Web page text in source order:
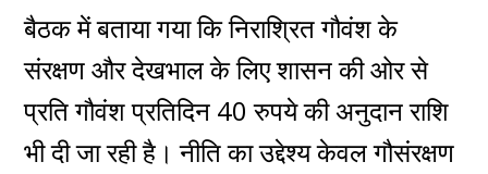
बैठक में बताया गया कि निराश्रित गौवंश के
संरक्षण और देखभाल के लिए शासन की ओर से
प्रति गौवंश प्रतिदिन 40 रुपये की अनुदान राशि
भी दी जा रही है। नीति का उद्देश्य केवल गौसंरक्षण